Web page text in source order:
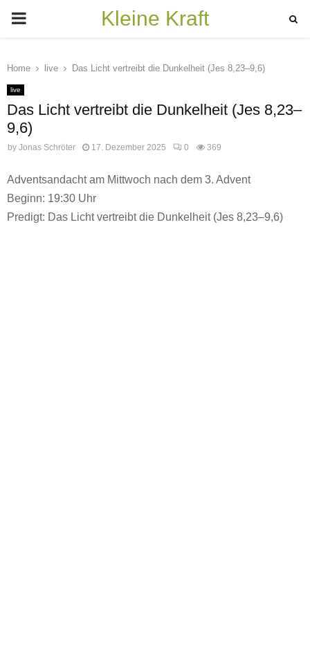
PRIMARY
Kleine Kraft
Home live Das Licht vertreibt die Dunkelheit (Jes 8,23–9,6)
live
Das Licht vertreibt die Dunkelheit (Jes 8,23–
9,6)
by Jonas Schröter 17. Dezember 2025 0 369
Adventsandacht am Mittwoch nach dem 3. Advent
Beginn: 19:30 Uhr
Predigt: Das Licht vertreibt die Dunkelheit (Jes 8,23–9,6)